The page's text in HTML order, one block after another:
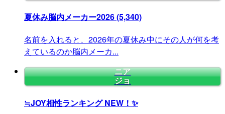
夏休み脳内メーカー2026(5,340)
名前を入れると、2026年の夏休み中にその人が何を考
えているのか脳内メーカ...
ニア
ジョ
≒JOY相性ランキングNEW！✨